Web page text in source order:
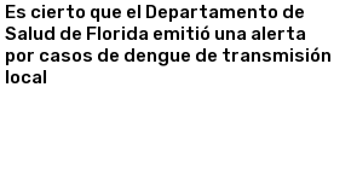
Es cierto que el Departamento de
Salud de Florida emitió una alerta
por casos de dengue de transmisión
local